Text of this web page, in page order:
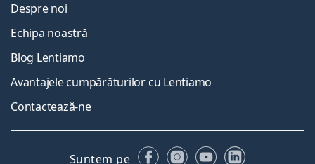
Despre noi
Echipa noastră
Blog Lentiamo
Avantajele cumpărăturilor cu Lentiamo
Contactează-ne
Suntem pe FacebookInstagram
YouTubeLinkedIn